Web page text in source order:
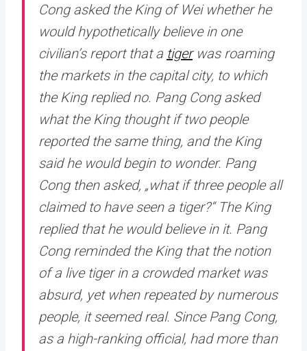
Cong asked the King of Wei whether he
would hypothetically believe in one
civilian’s report that a tigerwas roaming
the markets in the capital city, to which
the King replied no. Pang Cong asked
what the King thought if two people
reported the same thing, and the King
said he would begin to wonder. Pang
Cong then asked, „what if three people all
claimed to have seen a tiger?“ The King
replied that he would believe in it. Pang
Cong reminded the King that the notion
of a live tiger in a crowded market was
absurd, yet when repeated by numerous
people, it seemed real. Since Pang Cong,
as a high-ranking official, had more than